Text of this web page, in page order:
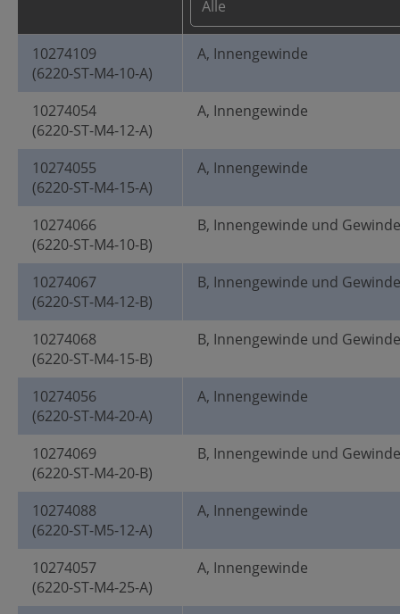
10274109
(6220-ST-M4-10-A)
A, Innengewinde
10274054
(6220-ST-M4-12-A)
A, Innengewinde
10274055
(6220-ST-M4-15-A)
A, Innengewinde
10274066
(6220-ST-M4-10-B)
B, Innengewinde und
10274067
(6220-ST-M4-12-B)
B, Innengewinde und
10274068
(6220-ST-M4-15-B)
B, Innengewinde und
10274056
(6220-ST-M4-20-A)
A, Innengewinde
10274069
(6220-ST-M4-20-B)
B, Innengewinde und
10274088
(6220-ST-M5-12-A)
A, Innengewinde
10274057
(6220-ST-M4-25-A)
A, Innengewinde